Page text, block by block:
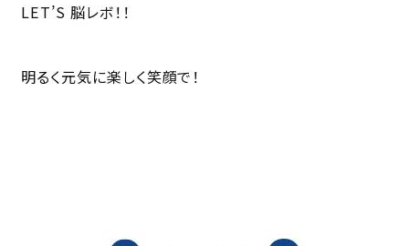
LET’S 脳レボ！！
明るく元気に楽しく笑顔で！